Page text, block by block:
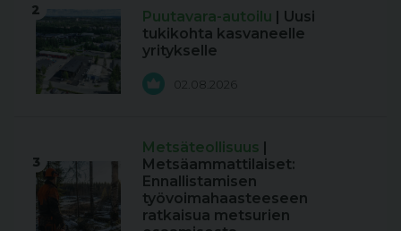
2 Puutavara-autoilu | Uusi
tukikohta kasvaneelle
yritykselle
02.08.2026
3
Metsäteollisuus |
Metsäammattilaiset:
Ennallistamisen
työvoimahaasteeseen
ratkaisua metsurien